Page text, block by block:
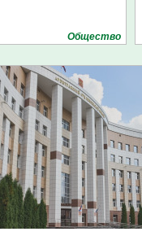
Общество